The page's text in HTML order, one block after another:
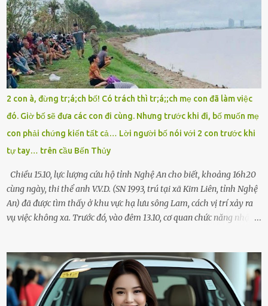
sực nhớ – điện thoại đang sạc, sáng nay quên mang theo! Giữa con
đường thưa thớt người qua lại, tôi hoảng loạn vẫy tay xin đi nhờ. –
Chú ơi, cháu đi thi, xe hỏng rồi! Làm ơn cho cháu đi nhờ với! – Cô ơi,
giúp cháu với, cháu không có điện thoại… Người thì lắc đầu. Người
thì tăng ga tránh xa như né một kẻ lừa đảo. Tôi gào lên giữa đường
như một kẻ mất trí. Vô ích. 6h10. Còn hơn 30 phút nữa. Trong đầu
tôi chỉ có một lựa chọn duy nhất: chạy. Tôi quăng xe vào vệ đường,
rút tờ giấy báo dự thi nhét túi áo, đeo ba lô và chạy . Chạy miết.
Chạy không ngừng. Qua ngã...
2 con à, đừng tr;á;ch bố! Có trách thì tr;á;;ch mẹ con đã làm việc
đó. Giờ bố sẽ đưa các con đi cùng. Nhưng trước khi đi, bố muốn mẹ
con phải chứng kiến tất cả… Lời người bố nói với 2 con trước khi
tự tay… trên cầu Bến Thủy
Chiều 15.10, lực lượng cứu hộ tỉnh Nghệ An cho biết, khoảng 16h20
cùng ngày, thi thể anh V.V.D. (SN 1993, trú tại xã Kim Liên, tỉnh Nghệ
An) đã được tìm thấy ở khu vực hạ lưu sông Lam, cách vị trí xảy ra
vụ việc không xa. Trước đó, vào đêm 13.10, cơ quan chức năng nhận
– rồi để lại xe máy trên cầu, ôm theo 2 con gái nhỏ nhảy xuống
sông. Người thân và hàng xóm ngóng chờ thông tin tìm kiếm 3 bố
con mất tích trên sông Lam sau vụ nhảy cầu. Ảnh: Hải Dương Tại
hiện trường, người dân phát hiện một chiếc xe máy mang biển kiểm